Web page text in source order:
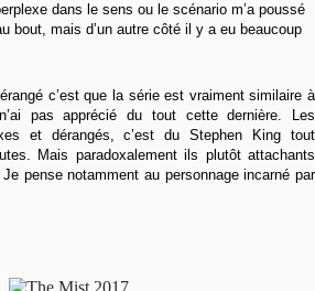
dans le sens ou le scénario m’a poussé
bout, mais d’un autre côté il y a eu beaucoup
c’est que la série est vraiment similaire à
pas apprécié du tout cette dernière. Les
et dérangés, c’est du Stephen King tout
Mais paradoxalement ils plutôt attachants
pense notamment au personnage incarné par